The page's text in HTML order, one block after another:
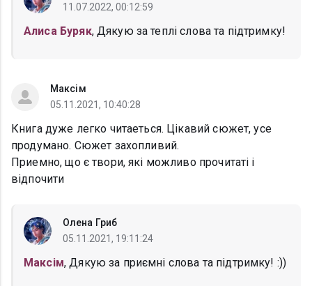
11.07.2022, 00:12:59
Алиса Буряк, Дякую за теплі слова та підтримку!
Максім
05.11.2021, 10:40:28
Книга дуже легко читаеться. Цікавий сюжет, усе
продумано. Сюжет захопливий.
Приемно, що є твори, які можливо прочитаті і
відпочити
Олена Гриб
05.11.2021, 19:11:24
Максім, Дякую за приємні слова та підтримку! :))